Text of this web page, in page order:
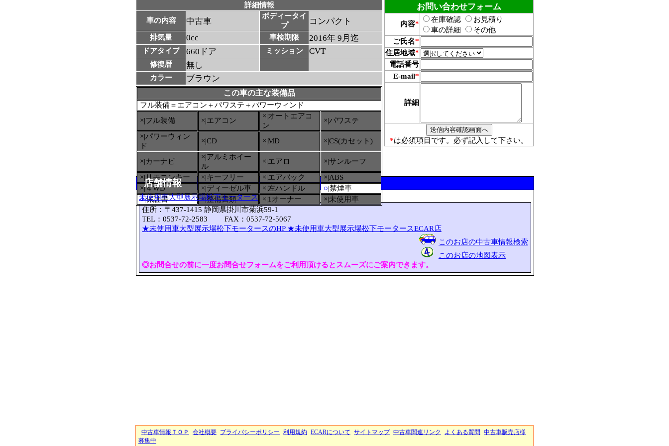
詳細情報
車の内容
中古車
ボディータイ
プ
コンパクト
排気量 0cc 車検期限 2016年 9月迄
ドアタイプ 660ドア ミッション CVT
修復暦 無し
カラー ブラウン
この車の主な装備品
フル装備＝エアコン＋パワステ＋パワーウィンド
×|フル装備
×|エアコン
×|オートエアコ
ン
×|パワステ
×|パワーウィン
ド
×|CD ×|MD ×|CS(カセット)
×|カーナビ
×|アルミホイー
ル
×|エアロ
×|サンルーフ
×|リモコンキー
×|キーフリー ×|エアバック
×|ABS
×|４WD
×|ディーゼル車 ×|左ハンドル ○|禁煙車
○|保証書 ×|整備書類 ×|1オーナー ×|未使用車
お問い合わせフォーム
内容*
在庫確認
お見積り
車の詳細
その他
ご氏名*
住居地域*
電話番号
E-mail*
詳細
*は必須項目です。必ず記入して下さい。
店舗情報
未使用車大型展示場松下モータース
住所：〒437-1415 静岡県掛川市菊浜59-1
TEL：0537-72-2583 FAX：0537-72-5067
★未使用車大型展示場松下モータースのHP ★未使用車大型展示場松下モータースECAR店
このお店の中古車情報検索
このお店の地図表示
◎お問合せの前に一度お問合せフォームをご利用頂けるとスムーズにご案内できます。
中古車情報ＴＯＰ 会社概要 プライバシーポリシー 利用規約 ECARについて サイトマップ 中古車関連リンク よくある質問 中古車販売店様
募集中